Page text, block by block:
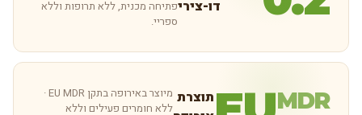
דו-ציריפתיחה מכנית, ללא תרופות וללא
ספריי.
MDR
תוצרת
מיוצר באירופה בתקן EU MDR ·
ללא חומרים פעילים וללא